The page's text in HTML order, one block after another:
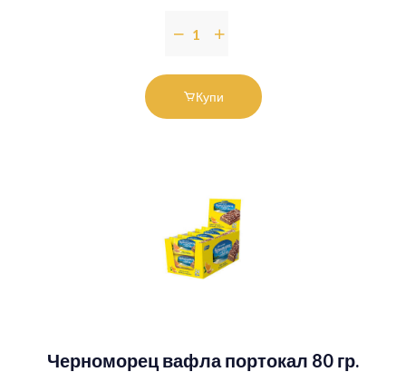
Купи
Черноморец вафла портокал 80 гр.